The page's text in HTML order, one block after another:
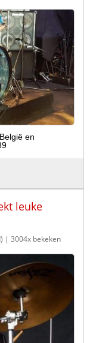
en
leuke
| 3004x bekeken